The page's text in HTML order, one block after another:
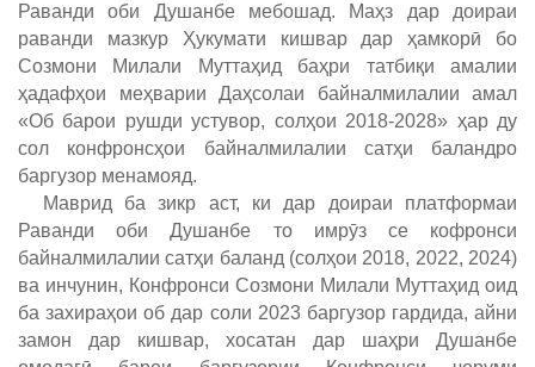
Раванди оби Душанбе мебошад. Маҳз дар доираи
раванди мазкур Ҳукумати кишвар дар ҳамкорӣ бо
Созмони Милали Муттаҳид баҳри татбиқи амалии
ҳадафҳои меҳварии Даҳсолаи байналмилалии амал
«Об барои рушди устувор, солҳои 2018-2028» ҳар ду
сол конфронсҳои байналмилалии сатҳи баландро
баргузор менамояд.
Маврид ба зикр аст, ки дар доираи платформаи
Раванди оби Душанбе то имрӯз се кофронси
байналмилалии сатҳи баланд (солҳои 2018, 2022, 2024)
ва инчунин, Конфронси Созмони Милали Муттаҳид оид
ба захираҳои об дар соли 2023 баргузор гардида, айни
замон дар кишвар, хосатан дар шаҳри Душанбе